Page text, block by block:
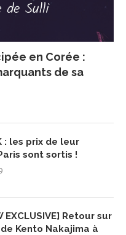
en Corée :
de sa
: les prix de leur
sont sortis !
EXCLUSIVE] Retour sur
Kento Nakajima à